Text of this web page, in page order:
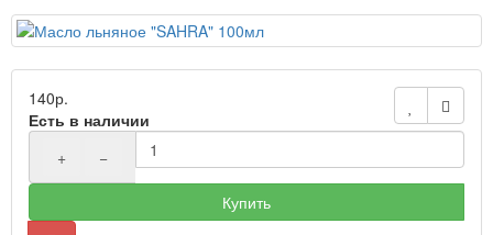
140р.
Есть в наличии
+
−
Купить